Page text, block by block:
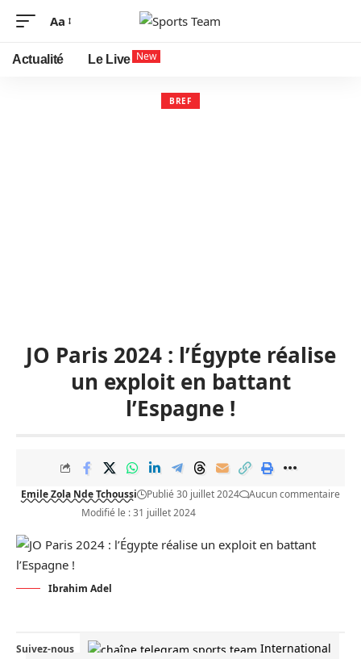
Font
Resizer
Aa
Actualité Le Live New
BREF
JO Paris 2024 : l’Égypte réalise
un exploit en battant
l’Espagne !
Emile Zola Nde Tchoussi Publié 30 juillet 2024
Aucun commentaire
Modifié le : 31 juillet 2024
Ibrahim Adel
Suivez-nous
International